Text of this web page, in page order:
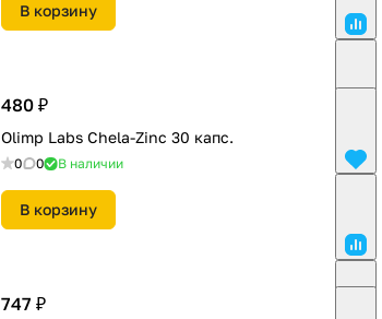
В корзину
480 ₽
Olimp Labs Chela-Zinc 30 капс.
0 0 В наличии
В корзину
747 ₽